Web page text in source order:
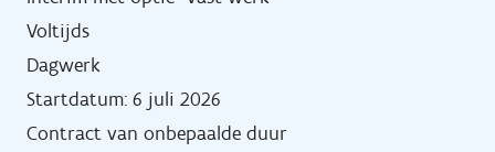
Voltijds
Dagwerk
Startdatum: 6 juli 2026
Contract van onbepaalde duur